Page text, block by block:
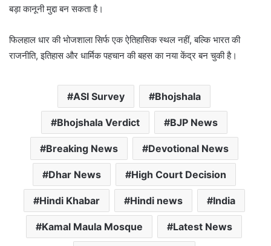
बड़ा कानूनी मुद्दा बन सकता है।
फिलहाल धार की भोजशाला सिर्फ एक ऐतिहासिक स्थल नहीं, बल्कि भारत की
राजनीति, इतिहास और धार्मिक पहचान की बहस का नया केंद्र बन चुकी है।
ASI Survey Bhojshala
Bhojshala Verdict BJP News
Breaking News Devotional News
Dhar News High Court Decision
Hindi Khabar Hindi news India
Kamal Maula Mosque Latest News